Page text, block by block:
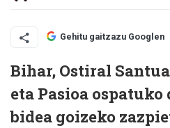
Gehitu gaitzazu Googlen
Bihar, Ostiral
eta Pasioa os­patuko
bidea goizeko